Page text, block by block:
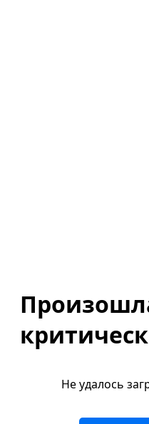
Не удалось